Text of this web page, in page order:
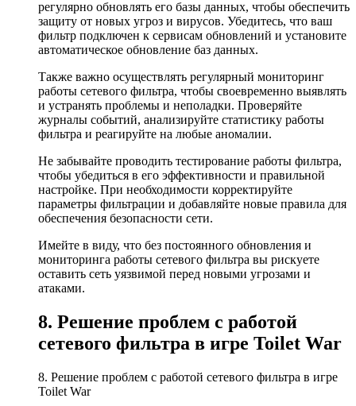
регулярно обновлять его базы данных, чтобы обеспечить
защиту от новых угроз и вирусов. Убедитесь, что ваш
фильтр подключен к сервисам обновлений и установите
автоматическое обновление баз данных.
Также важно осуществлять регулярный мониторинг
работы сетевого фильтра, чтобы своевременно выявлять
и устранять проблемы и неполадки. Проверяйте
журналы событий, анализируйте статистику работы
фильтра и реагируйте на любые аномалии.
Не забывайте проводить тестирование работы фильтра,
чтобы убедиться в его эффективности и правильной
настройке. При необходимости корректируйте
параметры фильтрации и добавляйте новые правила для
обеспечения безопасности сети.
Имейте в виду, что без постоянного обновления и
мониторинга работы сетевого фильтра вы рискуете
оставить сеть уязвимой перед новыми угрозами и
атаками.
8. Решение проблем с работой
сетевого фильтра в игре Toilet War
8. Решение проблем с работой сетевого фильтра в игре
Toilet War